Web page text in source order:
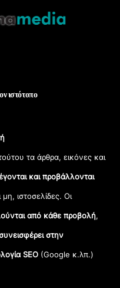
ιστότοπο
τα άρθρα, εικόνες και
και προβάλλονται
ιστοσελίδες. Οι
από κάθε προβολή,
στην
SEO (Google κ.λπ.)